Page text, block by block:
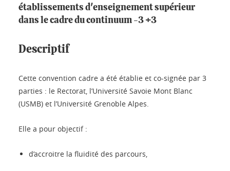
établissements d'enseignement supérieur
dans le cadre du continuum -3 +3
Descriptif
Cette convention cadre a été établie et co-signée par 3
parties : le Rectorat, l’Université Savoie Mont Blanc
(USMB) et l’Université Grenoble Alpes.
Elle a pour objectif :
d’accroitre la fluidité des parcours,